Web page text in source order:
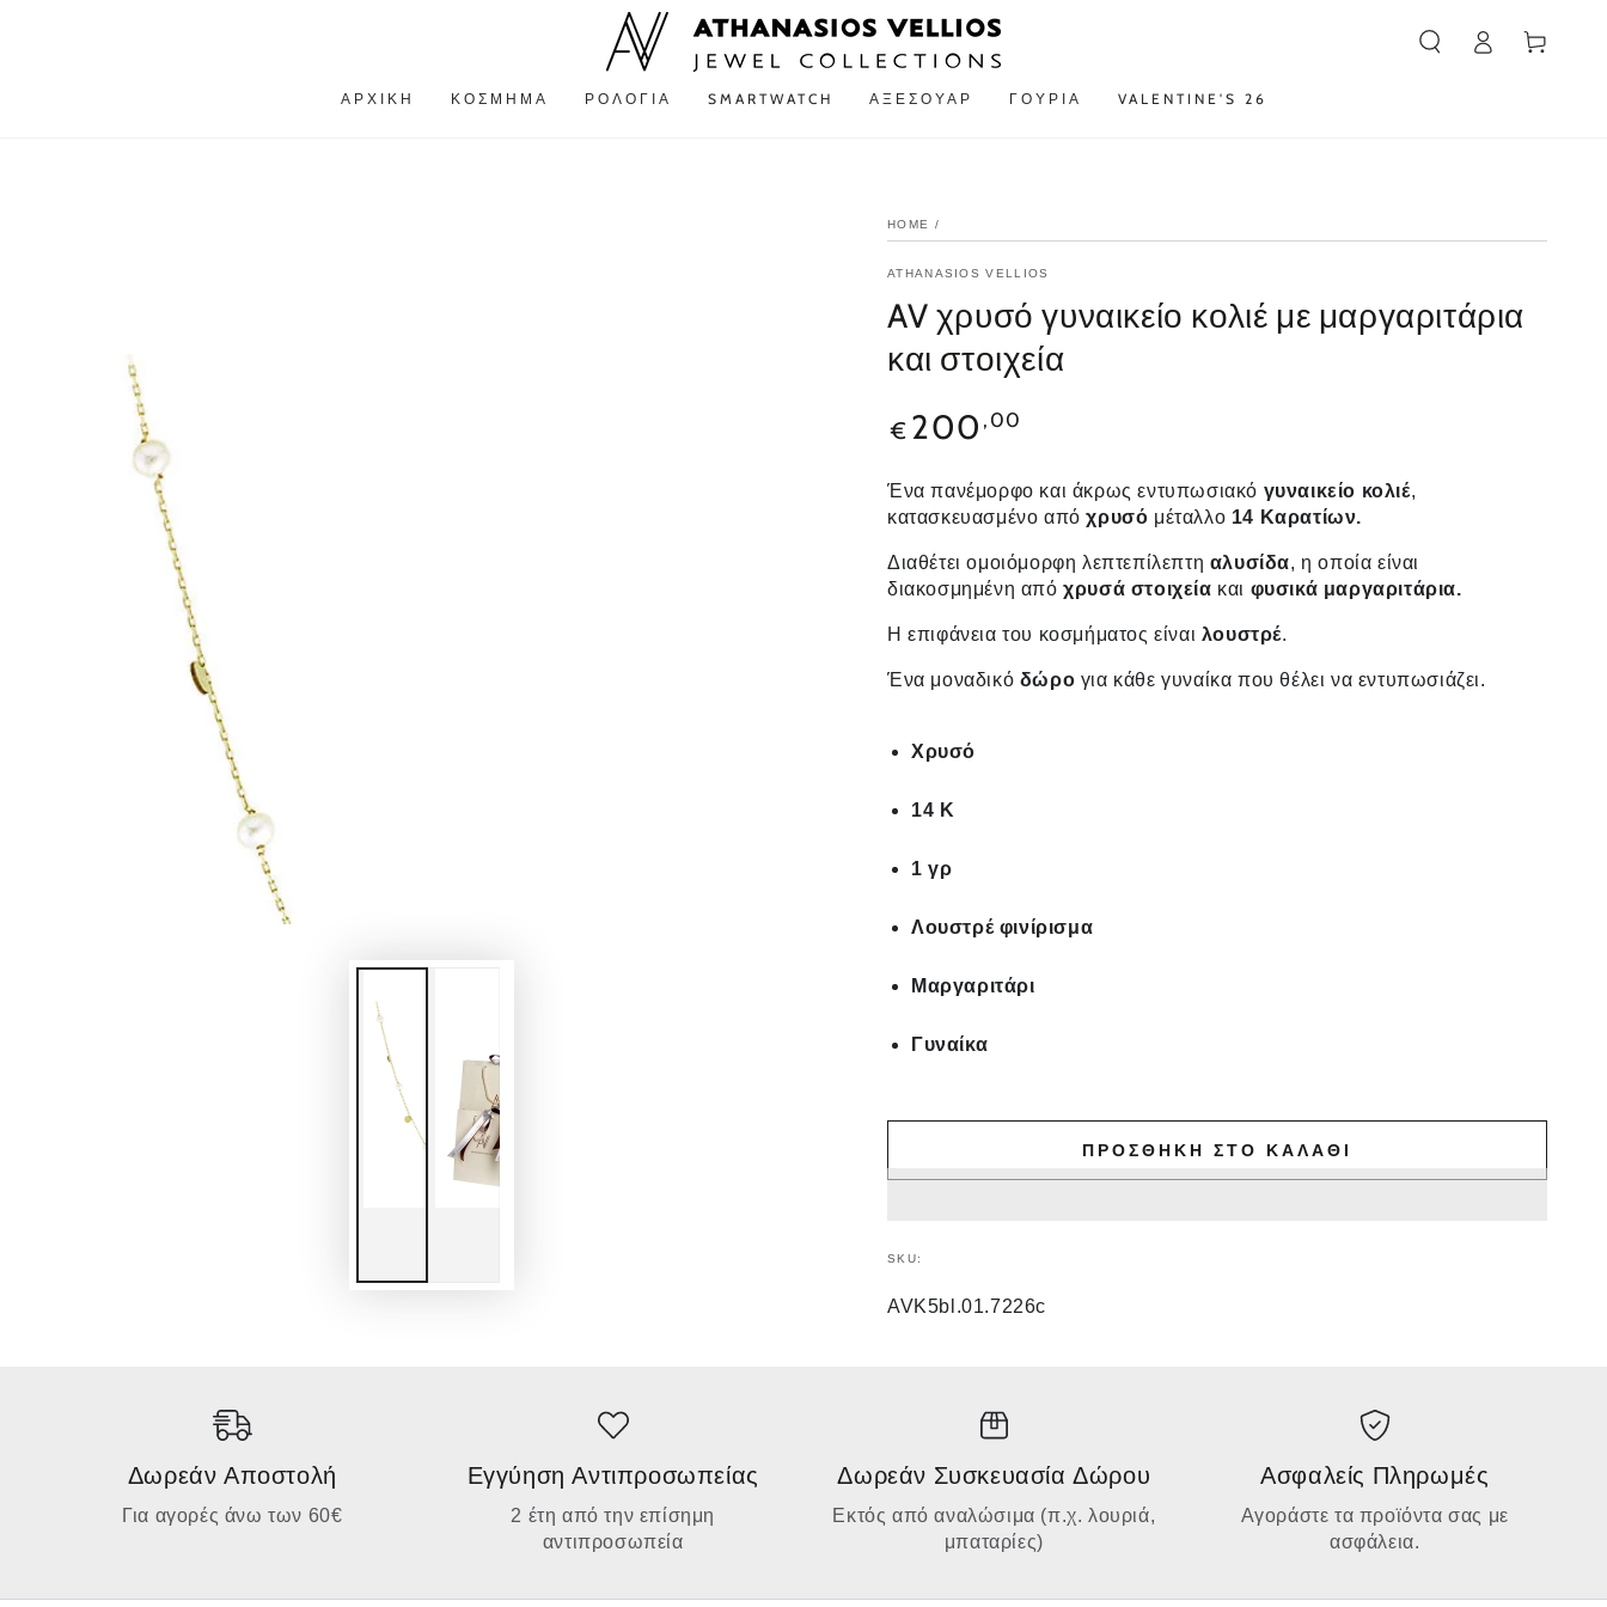
ΑΡΧΙΚΉ ΚΌΣΜΗΜΑ ΡΟΛΌΓΙΑ SMARTWATCH ΑΞΕΣΟΥΆΡ ΓΟΎΡΙΑ VALENTINE'S 26
Καλάθι
HOME /
ATHANASIOS VELLIOS
AV χρυσό γυναικείο κολιέ με μαργαριτάρια
και στοιχεία
€ 200 ,00
Ένα πανέμορφο και άκρως εντυπωσιακό γυναικείο κολιέ,
κατασκευασμένο απόχρυσό μέταλλο 14 Καρατίων.
Διαθέτει ομοιόμορφη λεπτεπίλεπτη αλυσίδα, η οποία είναι
διακοσμημένη απόχρυσά στοιχεία και φυσικά μαργαριτάρια.
Η επιφάνεια του κοσμήματος είναι λουστρέ.
Ένα μοναδικό δώρο για κάθε γυναίκα που θέλει να εντυπωσιάζει.
Χρυσό
14 Κ
1 γρ
Λουστρέ φινίρισμα
Μαργαριτάρι
Γυναίκα
ΠΡΟΣΘΉΚΗ ΣΤΟ ΚΑΛΆΘΙ
SKU:
AVK5bl.01.7226c
Δωρεάν Αποστολή
Για αγορές άνω των 60€
Εγγύηση Αντιπροσωπείας
2 έτη από την επίσημη
αντιπροσωπεία
Δωρεάν Συσκευασία Δώρου
Εκτός από αναλώσιμα (π.χ. λουριά,
μπαταρίες)
Ασφαλείς Πληρωμές
Αγοράστε τα προϊόντα σας με
ασφάλεια.